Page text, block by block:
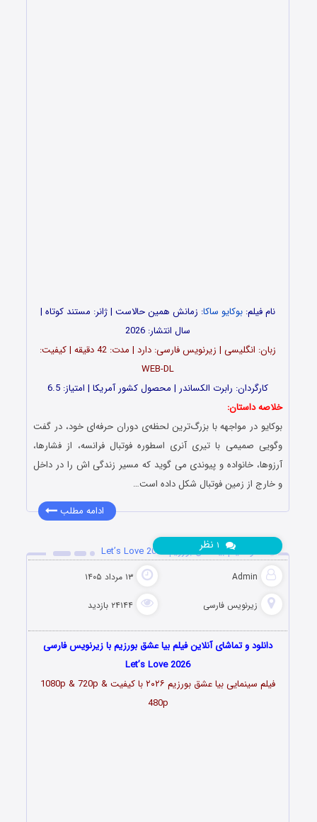
نام فیلم: بوکایو ساکا: زمانش همین حالاست | ژانر: مستند کوتاه |
سال انتشار: 2026
زبان: انگلیسی | زیرنویس فارسی: دارد | مدت: 42 دقیقه | کیفیت:
WEB-DL
کارگردان: رابرت الکساندر | محصول کشور آمریکا | امتیاز: 6.5
خلاصه داستان:
بوکایو در مواجهه با بزرگ‌ترین لحظه‌ی دوران حرفه‌ای خود، در گفت
وگویی صمیمی با تیری آنری اسطوره فوتبال فرانسه، از فشارها،
آرزوها، خانواده و پیوندی می گوید که مسیر زندگی اش را در داخل
و خارج از زمین فوتبال شکل داده است…
ادامه مطلب
دانلود فیلم بیا عشق بورزیم Let’s Love 2026
Admin ۱۳ مرداد ۱۴۰۵
زیرنویس فارسی ۲۴۱۴۴ بازدید
نظر
دانلود و تماشای آنلاین فیلم بیا عشق بورزیم با زیرنویس فارسی
Let’s Love 2026
فیلم سینمایی بیا عشق بورزیم ۲۰۲۶
با کیفیت 1080p & 720p &
480p